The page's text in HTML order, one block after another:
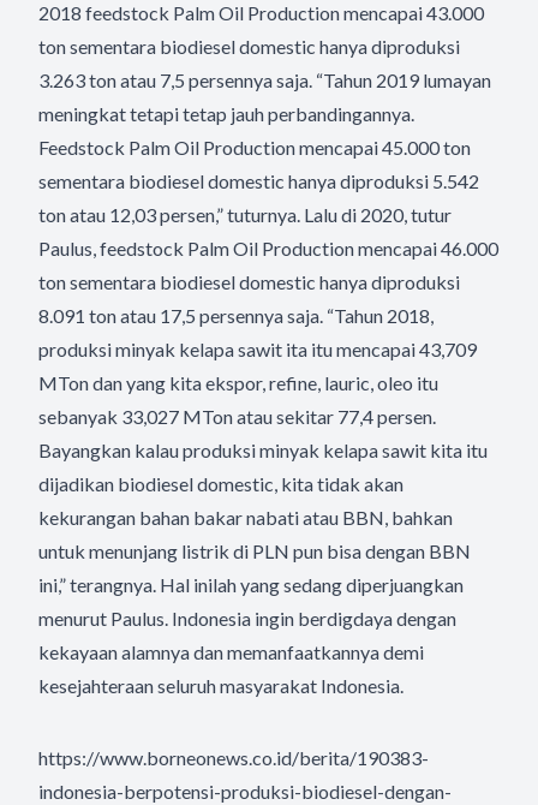
2018 feedstock Palm Oil Production mencapai 43.000
ton sementara biodiesel domestic hanya diproduksi
3.263 ton atau 7,5 persennya saja. “Tahun 2019 lumayan
meningkat tetapi tetap jauh perbandingannya.
Feedstock Palm Oil Production mencapai 45.000 ton
sementara biodiesel domestic hanya diproduksi 5.542
ton atau 12,03 persen,” tuturnya. Lalu di 2020, tutur
Paulus, feedstock Palm Oil Production mencapai 46.000
ton sementara biodiesel domestic hanya diproduksi
8.091 ton atau 17,5 persennya saja. “Tahun 2018,
produksi minyak kelapa sawit ita itu mencapai 43,709
MTon dan yang kita ekspor, refine, lauric, oleo itu
sebanyak 33,027 MTon atau sekitar 77,4 persen.
Bayangkan kalau produksi minyak kelapa sawit kita itu
dijadikan biodiesel domestic, kita tidak akan
kekurangan bahan bakar nabati atau BBN, bahkan
untuk menunjang listrik di PLN pun bisa dengan BBN
ini,” terangnya. Hal inilah yang sedang diperjuangkan
menurut Paulus. Indonesia ingin berdigdaya dengan
kekayaan alamnya dan memanfaatkannya demi
kesejahteraan seluruh masyarakat Indonesia.
https://www.borneonews.co.id/berita/190383-
indonesia-berpotensi-produksi-biodiesel-dengan-